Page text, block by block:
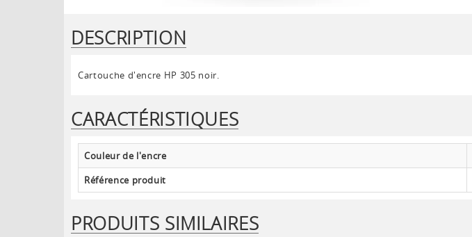
DESCRIPTION
Cartouche d'encre HP 305 noir.
CARACTÉRISTIQUES
Couleur de l'encre
Référence produit
PRODUITS SIMILAIRES